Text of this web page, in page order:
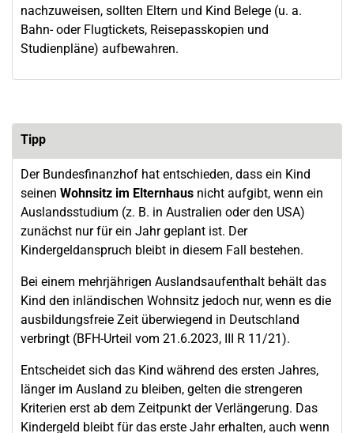
nachzuweisen, sollten Eltern und Kind Belege (u. a.
Bahn- oder Flugtickets, Reisepasskopien und
Studienpläne) aufbewahren.
Tipp
Der Bundesfinanzhof hat entschieden, dass ein Kind
seinen Wohnsitz im Elternhaus nicht aufgibt, wenn ein
Auslandsstudium (z. B. in Australien oder den USA)
zunächst nur für ein Jahr geplant ist. Der
Kindergeldanspruch bleibt in diesem Fall bestehen.
Bei einem mehrjährigen Auslandsaufenthalt behält das
Kind den inländischen Wohnsitz jedoch nur, wenn es die
ausbildungsfreie Zeit überwiegend in Deutschland
verbringt (BFH-Urteil vom 21.6.2023, III R 11/21).
Entscheidet sich das Kind während des ersten Jahres,
länger im Ausland zu bleiben, gelten die strengeren
Kriterien erst ab dem Zeitpunkt der Verlängerung. Das
Kindergeld bleibt für das erste Jahr erhalten, auch wenn